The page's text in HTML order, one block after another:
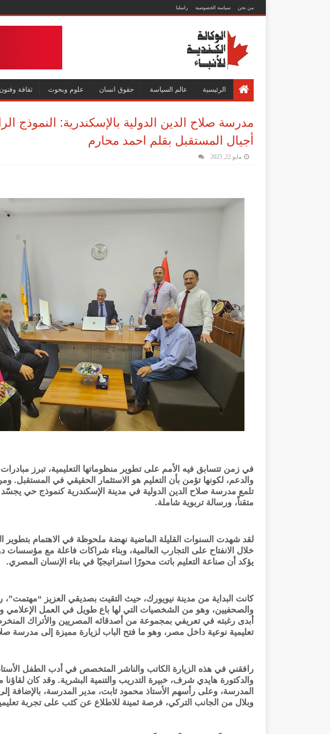
من نحن سياسة الخصوصية راسلنا
الرئيسية عالم السياسة حقوق انسان علوم وبحوث ثقافة وفنون
مدرسة صلاح الدين الدولية بالإسكندرية: النموذج
أجيال المستقبل بقلم احمد محارم
مايو 22, 2025
في زمن تتسابق فيه الأمم على تطوير منظوماتها التعليمية، تبرز
والدعم، لكونها تؤمن بأن التعليم هو الاستثمار الحقيقي في المستقبل.
تلمع مدرسة صلاح الدين الدولية في مدينة الإسكندرية كنموذج حي
متقناً، ورسالة تربوية شاملة.
لقد شهدت السنوات القليلة الماضية نهضة ملحوظة في الاهتمام
خلال الانفتاح على التجارب العالمية، وبناء شراكات فاعلة مع مؤسسات
يؤكد أن صناعة التعليم باتت محورًا استراتيجيًا في بناء الإنسان المصري.
كانت البداية من مدينة نيويورك، حيث التقيت بصديقي العزيز
والصحفيين، وهو من الشخصيات التي لها باع طويل في العمل الإعلامي
أبدى رغبته في تعريفي بمجموعة من أصدقائه المصريين والأتراك
تعليمية نوعية داخل مصر، وهو ما فتح الباب لزيارة مميزة إلى مدرسة
رافقني في هذه الزيارة الكاتب والناشر المتخصص في أدب الطفل
والدكتورة هايدي شرف، خبيرة التدريب والتنمية البشرية. وقد كان لقاؤنا
المدرسة، وعلى رأسهم الأستاذ محمود ثابت، مدير المدرسة، بالإضافة
وبلال من الجانب التركي، فرصة ثمينة للاطلاع عن كثب على تجربة